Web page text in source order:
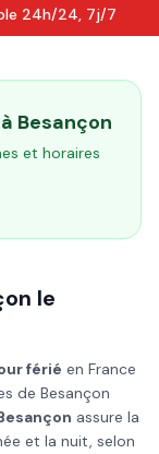
24h/24, 7j/7
Besançon
et horaires
le
férié en France
de Besançon
assure la
et la nuit, selon